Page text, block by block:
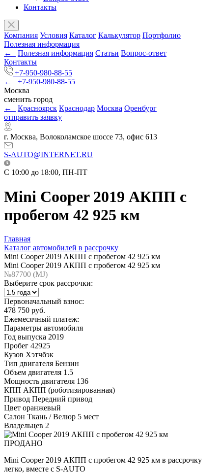
Контакты
Компания Условия Каталог Калькулятор Портфолио
Полезная информация
←
Полезная информация Статьи Вопрос-ответ
Контакты
+7-950-980-88-55
←
+7-950-980-88-55
Москва
сменить город
←
Красноярск Краснодар Москва Оренбург
отправить заявку
г. Москва, Волоколамское шоссе 73, офис 613
S-AUTO@INTERNET.RU
C 10:00 до 18:00, ПН-ПТ
Mini Cooper 2019 АКПП с
пробегом 42 925 км
Главная
Каталог автомобилей в рассрочку
Mini Cooper 2019 АКПП с пробегом 42 925 км
Mini Cooper 2019 АКПП с пробегом 42 925 км
№87700 (МJ)
Выберите срок рассрочки:
Первоначальный взнос:
478 750 руб.
Ежемесячный платеж:
Параметры автомобиля
Год выпуска 2019
Пробег 42925
Кузов Хэтчбэк
Тип двигателя Бензин
Объем двигателя 1.5
Мощность двигателя 136
КПП АКПП (роботизированная)
Привод Передний привод
Цвет оранжевый
Салон Ткань / Велюр 5 мест
Владельцев 2
ПРОДАНО
Mini Cooper 2019 АКПП с пробегом 42 925 км в рассрочку
легко, вместе с S-AUTO